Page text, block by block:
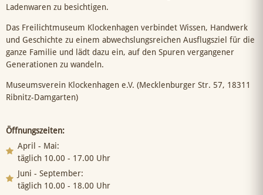
Ladenwaren zu besichtigen.
Das Freilichtmuseum Klockenhagen verbindet Wissen, Handwerk
und Geschichte zu einem abwechslungsreichen Ausflugsziel für die
ganze Familie und lädt dazu ein, auf den Spuren vergangener
Generationen zu wandeln.
Museumsverein Klockenhagen e.V. (Mecklenburger Str. 57, 18311
Ribnitz-Damgarten)
Öffnungszeiten:
April - Mai:
täglich 10.00 - 17.00 Uhr
Juni - September:
täglich 10.00 - 18.00 Uhr